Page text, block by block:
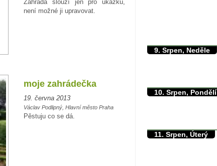
Zahrada slouží jen pro ukázku,
není možné ji upravovat.
moje zahrádečka
19. června 2013
Václav Podlipný, Hlavní město Praha
Pěstuju co se dá.
9. Srpen, Neděle
10. Srpen, Pondělí
11. Srpen, Úterý